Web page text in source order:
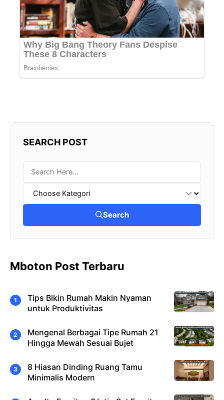
SEARCH POST
Search
Mboton Post Terbaru
Tips Bikin Rumah Makin Nyaman
untuk Produktivitas
Mengenal Berbagai Tipe Rumah 21
Hingga Mewah Sesuai Bujet
8 Hiasan Dinding Ruang Tamu
Minimalis Modern